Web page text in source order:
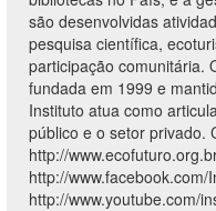
são desenvolvidas
pesquisa científica,
participação comunitária.
fundada em 1999 e
Instituto atua como
público e o setor privado.
http://www.ecofuturo.org.br
http://www.facebook.com/
http://www.youtube.com/